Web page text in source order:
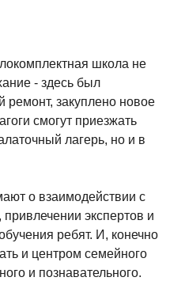
школа не
- здесь был
ремонт, закуплено новое
смогут приезжать
лагерь, но и в
о взаимодействии с
экспертов и
ребят. И, конечно
и центром семейного
и познавательного.